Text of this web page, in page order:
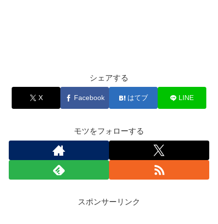
シェアする
X Facebook はてブ LINE
モツをフォローする
スポンサーリンク